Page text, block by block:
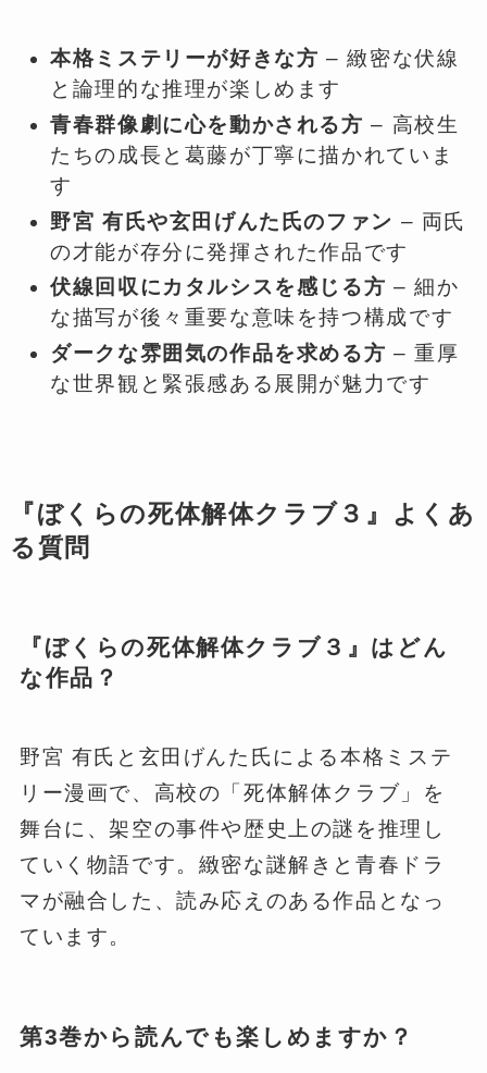
本格ミステリーが好きな方 – 緻密な伏線
と論理的な推理が楽しめます
青春群像劇に心を動かされる方 – 高校生
たちの成長と葛藤が丁寧に描かれていま
す
野宮 有氏や玄田げんた氏のファン – 両氏
の才能が存分に発揮された作品です
伏線回収にカタルシスを感じる方 – 細か
な描写が後々重要な意味を持つ構成です
ダークな雰囲気の作品を求める方 – 重厚
な世界観と緊張感ある展開が魅力です
『ぼくらの死体解体クラブ３』よくあ
る質問
『ぼくらの死体解体クラブ３』はどん
な作品？
野宮 有氏と玄田げんた氏による本格ミステ
リー漫画で、高校の「死体解体クラブ」を
舞台に、架空の事件や歴史上の謎を推理し
ていく物語です。緻密な謎解きと青春ドラ
マが融合した、読み応えのある作品となっ
ています。
第3巻から読んでも楽しめますか？